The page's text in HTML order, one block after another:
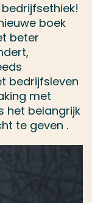
boek
beter
bedrijfsleven
met
het belangrijk
te geven .